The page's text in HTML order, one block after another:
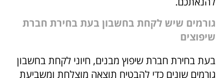
גורמים שיש לקחת בחשבון בעת ​​בחירת חברת
שיפוצים
בעת בחירת חברת שיפוץ מבנים, חיוני לקחת בחשבון
גורמים שונים כדי להבטיח תוצאה מוצלחת ומשביעת